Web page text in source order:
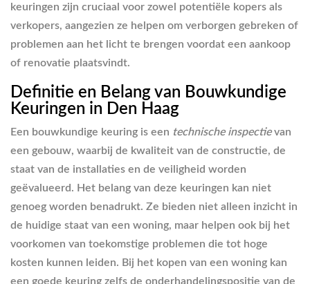
keuringen zijn cruciaal voor zowel potentiële kopers als
verkopers, aangezien ze helpen om verborgen gebreken of
problemen aan het licht te brengen voordat een aankoop
of renovatie plaatsvindt.
Definitie en Belang van Bouwkundige
Keuringen in Den Haag
Een bouwkundige keuring is een technische inspectievan
een gebouw, waarbij de kwaliteit van de constructie, de
staat van de installaties en de veiligheid worden
geëvalueerd. Het belang van deze keuringen kan niet
genoeg worden benadrukt. Ze bieden niet alleen inzicht in
de huidige staat van een woning, maar helpen ook bij het
voorkomen van toekomstige problemen die tot hoge
kosten kunnen leiden. Bij het kopen van een woning kan
een goede keuring zelfs de onderhandelingspositie van de